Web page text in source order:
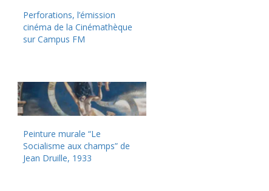
Perforations, l’émission
cinéma de la Cinémathèque
sur Campus FM
Peinture murale “Le
Socialisme aux champs” de
Jean Druille, 1933